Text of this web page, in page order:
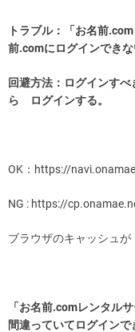
トラブル：「お名前
前.comにログインできな
回避方法：ログインす
ら ログインする。
OK：https://
NG : https://
ブラウザのキャッシュ
「お名前.comレンタル
間違っていてログインで